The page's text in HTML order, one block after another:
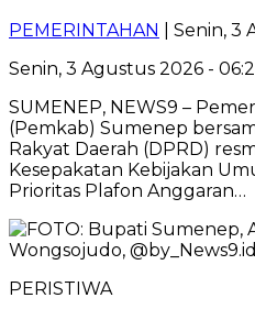
PEMERINTAHAN
| Senin, 3
Senin, 3 Agustus 2026 -
SUMENEP, NEWS9 –
(Pemkab) Sumenep
Rakyat Daerah (DPRD)
Kesepakatan Kebijakan
Prioritas Plafon Anggaran…
PERISTIWA